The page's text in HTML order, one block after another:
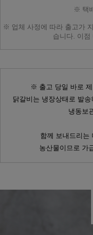
※ 택
※ 업체 사정에 따라 출고가
습니다. 이점
※ 출고 당일 바로 제
닭갈비는 냉장상태로 발
냉동보
함께 보내드리는
농산물이므로 가